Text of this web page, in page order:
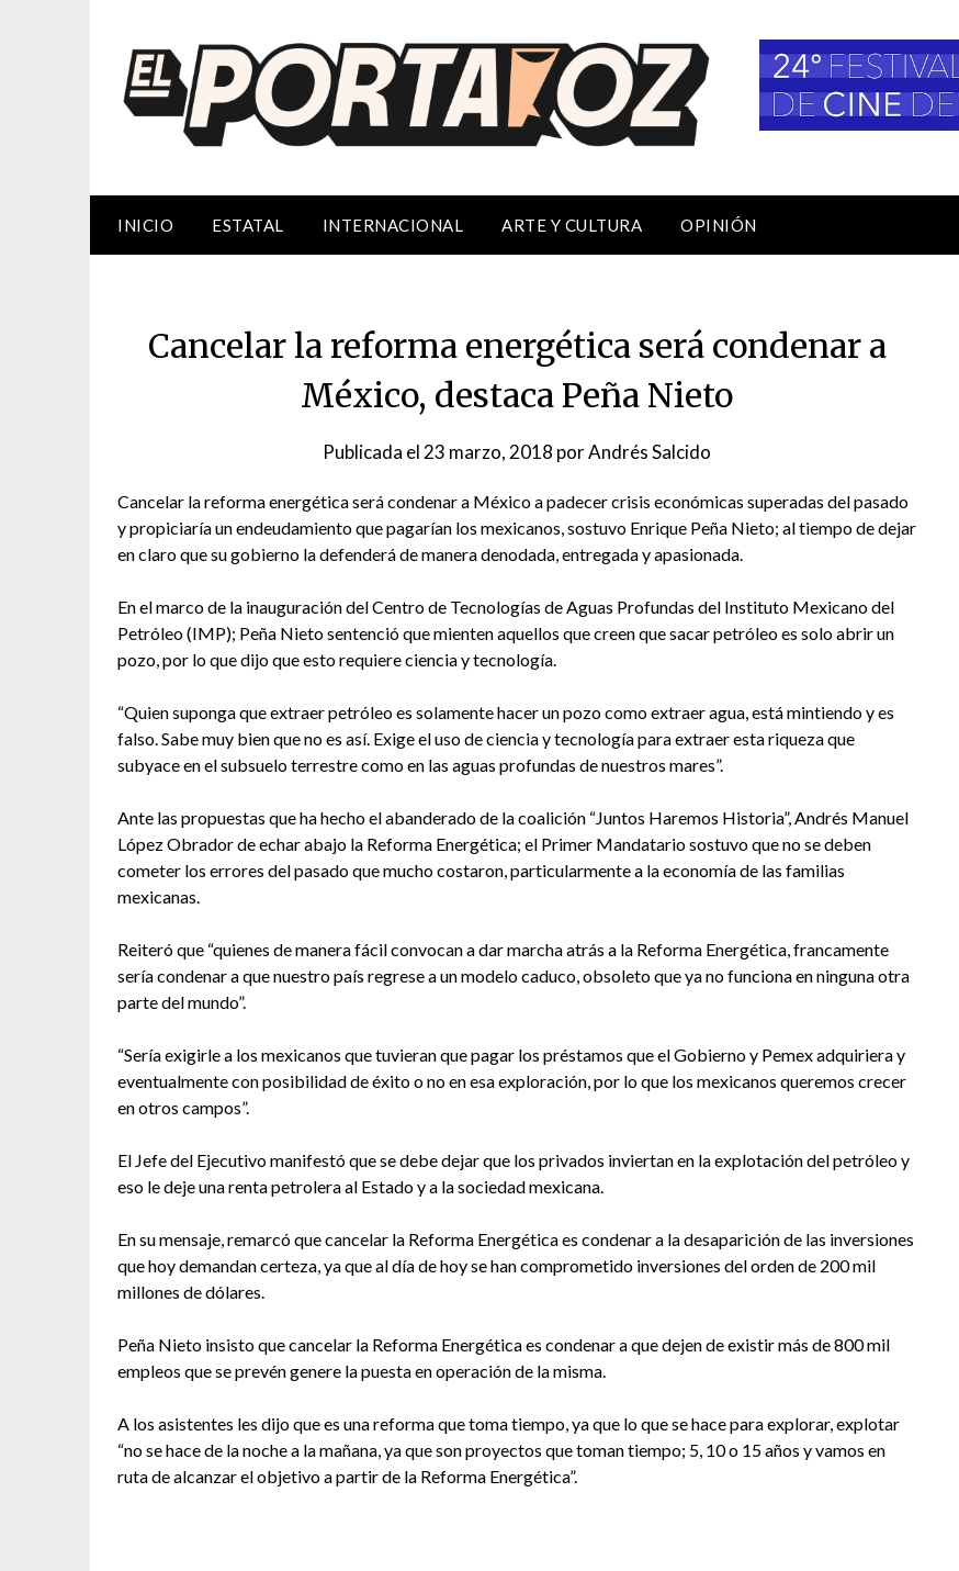
INICIO ESTATAL INTERNACIONAL ARTE Y CULTURA OPINIÓN
Cancelar la reforma energética será condenar a
México, destaca Peña Nieto
Publicada el 23 marzo, 2018 porAndrés Salcido
Cancelar la reforma energética será condenar a México a padecer crisis económicas superadas del pasado
y propiciaría un endeudamiento que pagarían los mexicanos, sostuvo Enrique Peña Nieto; al tiempo de dejar
en claro que su gobierno la defenderá de manera denodada, entregada y apasionada.
En el marco de la inauguración del Centro de Tecnologías de Aguas Profundas del Instituto Mexicano del
Petróleo (IMP); Peña Nieto sentenció que mienten aquellos que creen que sacar petróleo es solo abrir un
pozo, por lo que dijo que esto requiere ciencia y tecnología.
“Quien suponga que extraer petróleo es solamente hacer un pozo como extraer agua, está mintiendo y es
falso. Sabe muy bien que no es así. Exige el uso de ciencia y tecnología para extraer esta riqueza que
subyace en el subsuelo terrestre como en las aguas profundas de nuestros mares”.
Ante las propuestas que ha hecho el abanderado de la coalición “Juntos Haremos Historia”, Andrés Manuel
López Obrador de echar abajo la Reforma Energética; el Primer Mandatario sostuvo que no se deben
cometer los errores del pasado que mucho costaron, particularmente a la economía de las familias
mexicanas.
Reiteró que “quienes de manera fácil convocan a dar marcha atrás a la Reforma Energética, francamente
sería condenar a que nuestro país regrese a un modelo caduco, obsoleto que ya no funciona en ninguna otra
parte del mundo”.
“Sería exigirle a los mexicanos que tuvieran que pagar los préstamos que el Gobierno y Pemex adquiriera y
eventualmente con posibilidad de éxito o no en esa exploración, por lo que los mexicanos queremos crecer
en otros campos”.
El Jefe del Ejecutivo manifestó que se debe dejar que los privados inviertan en la explotación del petróleo y
eso le deje una renta petrolera al Estado y a la sociedad mexicana.
En su mensaje, remarcó que cancelar la Reforma Energética es condenar a la desaparición de las inversiones
que hoy demandan certeza, ya que al día de hoy se han comprometido inversiones del orden de 200 mil
millones de dólares.
Peña Nieto insisto que cancelar la Reforma Energética es condenar a que dejen de existir más de 800 mil
empleos que se prevén genere la puesta en operación de la misma.
A los asistentes les dijo que es una reforma que toma tiempo, ya que lo que se hace para explorar, explotar
“no se hace de la noche a la mañana, ya que son proyectos que toman tiempo; 5, 10 o 15 años y vamos en
ruta de alcanzar el objetivo a partir de la Reforma Energética”.